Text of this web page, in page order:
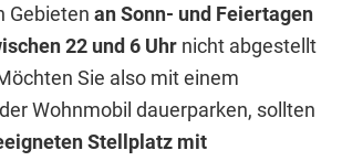
Gebieten an Sonn- und Feiertagen
22 und 6 Uhrnicht abgestellt
Sie also mit einem
Wohnmobil dauerparken, sollten
Stellplatz mit